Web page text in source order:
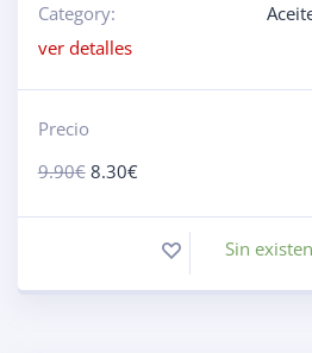
Category:
ver detalles
Precio
9.90€ 8.30€
Sin